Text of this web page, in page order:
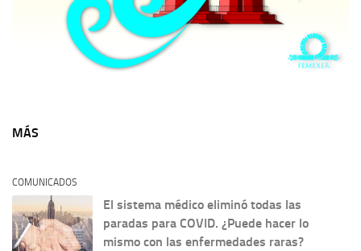
MÁS
COMUNICADOS
El sistema médico eliminó todas las
paradas para COVID. ¿Puede hacer lo
mismo con las enfermedades raras?